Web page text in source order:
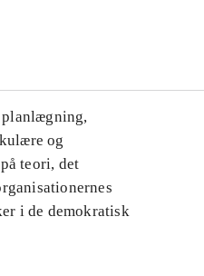
planlægning,
og
teori, det
i de demokratisk